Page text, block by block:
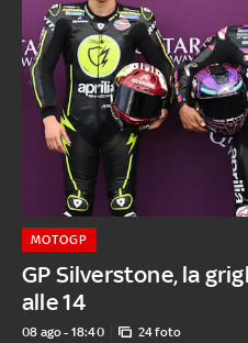
GP Silverstone, la
alle 14
MOTOGP
08 ago - 18:40 24 foto